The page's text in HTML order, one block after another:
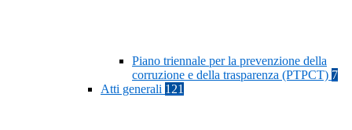
Piano triennale per la prevenzione della
corruzione e della trasparenza (PTPCT) 7
Atti generali 121